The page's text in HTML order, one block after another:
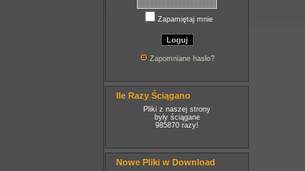
Zapamiętaj mnie
Zapomniane hasło?
Ile Razy Ściągano
Pliki z naszej strony
były ściągane
985870 razy!
Nowe Pliki w Download